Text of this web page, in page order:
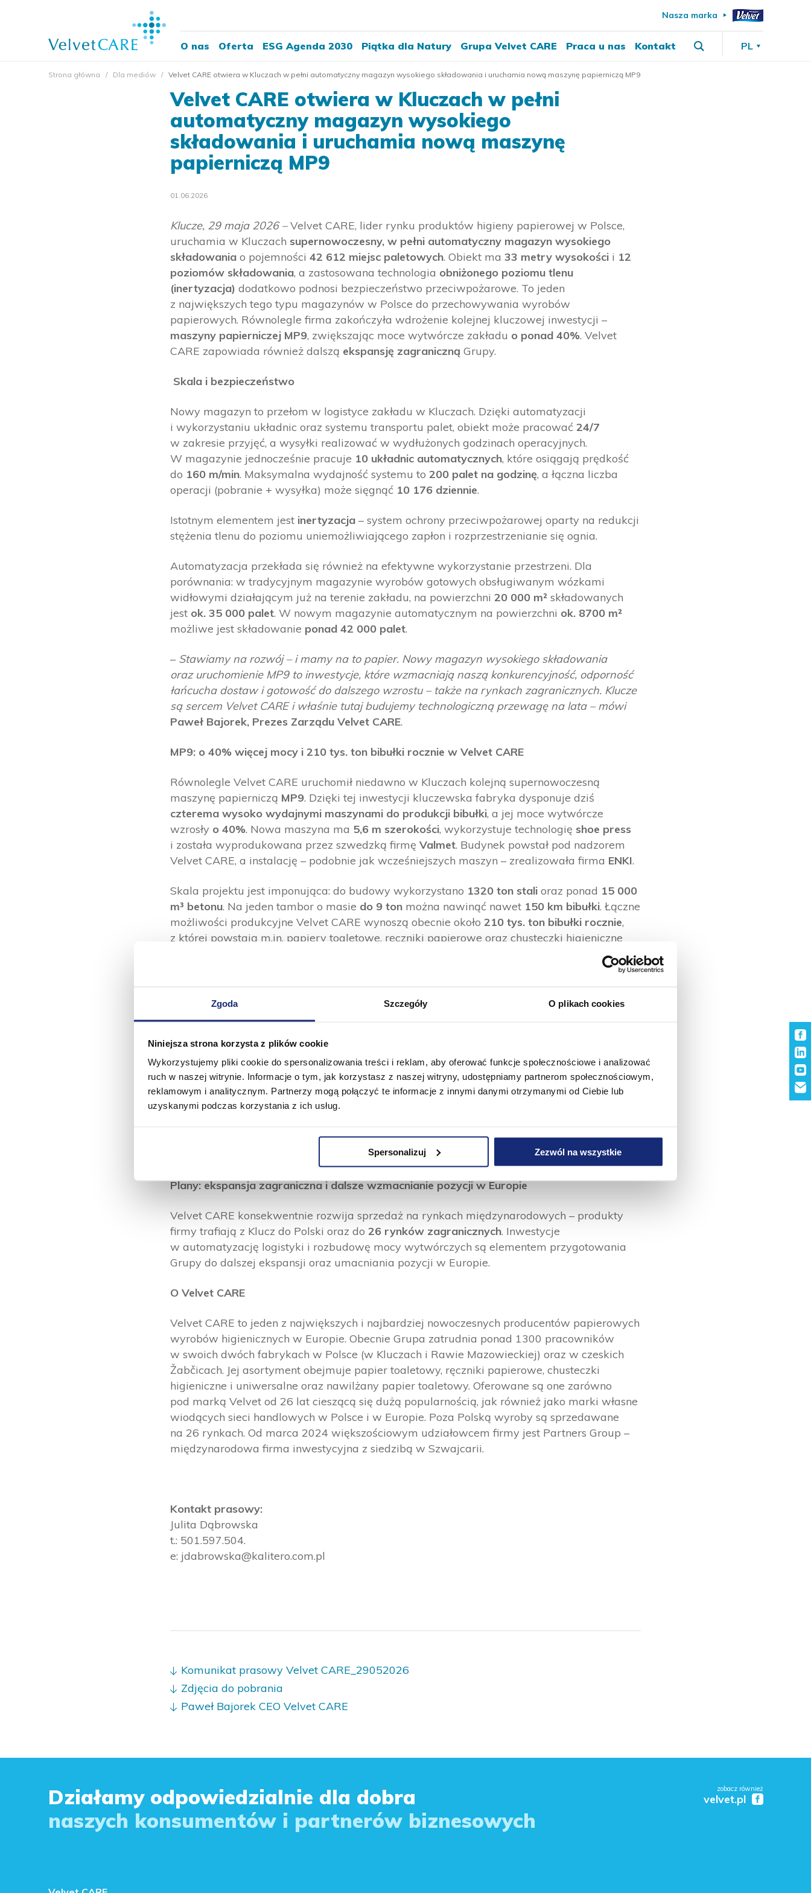
Zgoda Szczegóły O plikach cookies
Niniejsza strona korzysta z plików cookie
Wykorzystujemy pliki cookie do spersonalizowania treści i reklam, aby oferować funkcje społecznościowe i analizować
ruch w naszej witrynie. Informacje o tym, jak korzystasz z naszej witryny, udostępniamy partnerom społecznościowym,
reklamowym i analitycznym. Partnerzy mogą połączyć te informacje z innymi danymi otrzymanymi od Ciebie lub
uzyskanymi podczas korzystania z ich usług.
Spersonalizuj Zezwól na wszystkie
Nasza marka
O nas Oferta ESG Agenda 2030 Piątka dla Natury Grupa Velvet CARE Praca u nas Kontakt PL
Strona główna Dla mediów Velvet CARE otwiera w Kluczach w pełni automatyczny magazyn wysokiego składowania i uruchamia nową maszynę papierniczą MP9
Velvet CARE otwiera w Kluczach w pełni
automatyczny magazyn wysokiego
składowania i uruchamia nową maszynę
papierniczą MP9
01.06.2026
Klucze, 29 maja 2026 –Velvet CARE, lider rynku produktów higieny papierowej w Polsce,
uruchamia w Kluczach supernowoczesny, w pełni automatyczny magazyn wysokiego
składowania o pojemności 42 612 miejsc paletowych. Obiekt ma 33 metry wysokości i 12
poziomów składowania, a zastosowana technologia obniżonego poziomu tlenu
(inertyzacja) dodatkowo podnosi bezpieczeństwo przeciwpożarowe. To jeden
z największych tego typu magazynów w Polsce do przechowywania wyrobów
papierowych. Równolegle firma zakończyła wdrożenie kolejnej kluczowej inwestycji –
maszyny papierniczej MP9, zwiększając moce wytwórcze zakładu o ponad 40%. Velvet
CARE zapowiada również dalszą ekspansję zagraniczną Grupy.
Skala i bezpieczeństwo
Nowy magazyn to przełom w logistyce zakładu w Kluczach. Dzięki automatyzacji
i wykorzystaniu układnic oraz systemu transportu palet, obiekt może pracować 24/7
w zakresie przyjęć, a wysyłki realizować w wydłużonych godzinach operacyjnych.
W magazynie jednocześnie pracuje 10 układnic automatycznych, które osiągają prędkość
do 160 m/min. Maksymalna wydajność systemu to 200 palet na godzinę, a łączna liczba
operacji (pobranie + wysyłka) może sięgnąć 10 176 dziennie.
Istotnym elementem jest inertyzacja – system ochrony przeciwpożarowej oparty na redukcji
stężenia tlenu do poziomu uniemożliwiającego zapłon i rozprzestrzenianie się ognia.
Automatyzacja przekłada się również na efektywne wykorzystanie przestrzeni. Dla
porównania: w tradycyjnym magazynie wyrobów gotowych obsługiwanym wózkami
widłowymi działającym już na terenie zakładu, na powierzchni 20 000 m² składowanych
jest ok. 35 000 palet. W nowym magazynie automatycznym na powierzchni ok. 8700 m²
możliwe jest składowanie ponad 42 000 palet.
– Stawiamy na rozwój – i mamy na to papier. Nowy magazyn wysokiego składowania
oraz uruchomienie MP9 to inwestycje, które wzmacniają naszą konkurencyjność, odporność
łańcucha dostaw i gotowość do dalszego wzrostu – także na rynkach zagranicznych. Klucze
są sercem Velvet CARE i właśnie tutaj budujemy technologiczną przewagę na lata – mówi
Paweł Bajorek, Prezes Zarządu Velvet CARE.
MP9: o 40% więcej mocy i 210 tys. ton bibułki rocznie w Velvet CARE
Równolegle Velvet CARE uruchomił niedawno w Kluczach kolejną supernowoczesną
maszynę papierniczą MP9. Dzięki tej inwestycji kluczewska fabryka dysponuje dziś
czterema wysoko wydajnymi maszynami do produkcji bibułki, a jej moce wytwórcze
wzrosły o 40%. Nowa maszyna ma 5,6 m szerokości, wykorzystuje technologię shoe press
i została wyprodukowana przez szwedzką firmę Valmet. Budynek powstał pod nadzorem
Velvet CARE, a instalację – podobnie jak wcześniejszych maszyn – zrealizowała firma ENKI.
Skala projektu jest imponująca: do budowy wykorzystano 1320 ton stali oraz ponad 15 000
m³ betonu. Na jeden tambor o masie do 9 ton można nawinąć nawet 150 km bibułki. Łączne
możliwości produkcyjne Velvet CARE wynoszą obecnie około 210 tys. ton bibułki rocznie,
z której powstają m.in. papiery toaletowe, ręczniki papierowe oraz chusteczki higieniczne
produktywność przy relatywnie niskim zużyciu mediów, takich jak gaz, woda i energia
– MP9 znacząco zwiększa nasze moce produkcyjne – od wytworzenia bibułki aż po gotowy
produkt. W Kluczach wdrażamy rozwiązania, które przyspieszają rozwój firmy, usprawniają
logistykę i wspierają nasze standardy środowiskowe. Nowa maszyna papiernicza zapewnia
nam dostęp do certyfikowanej bibułki produkowanej w ramach własnej grupy, co przekłada
w stabilność i przewidywalność całego łańcucha produkcji –podkreślaWanda Ciesielczuk,
Wiceprezes Zarządu Velvet CARE, Regionalny Dyrektor Produkcji i Techniki w Kluczach.
Plany: ekspansja zagraniczna i dalsze wzmacnianie pozycji w Europie
Velvet CARE konsekwentnie rozwija sprzedaż na rynkach międzynarodowych – produkty
firmy trafiają z Klucz do Polski oraz do 26 rynków zagranicznych. Inwestycje
w automatyzację logistyki i rozbudowę mocy wytwórczych są elementem przygotowania
Grupy do dalszej ekspansji oraz umacniania pozycji w Europie.
O Velvet CARE
Velvet CARE to jeden z największych i najbardziej nowoczesnych producentów papierowych
wyrobów higienicznych w Europie. Obecnie Grupa zatrudnia ponad 1300 pracowników
w swoich dwóch fabrykach w Polsce (w Kluczach i Rawie Mazowieckiej) oraz w czeskich
Žabčicach. Jej asortyment obejmuje papier toaletowy, ręczniki papierowe, chusteczki
higieniczne i uniwersalne oraz nawilżany papier toaletowy. Oferowane są one zarówno
pod marką Velvet od 26 lat cieszącą się dużą popularnością, jak również jako marki własne
wiodących sieci handlowych w Polsce i w Europie. Poza Polską wyroby są sprzedawane
na 26 rynkach. Od marca 2024 większościowym udziałowcem firmy jest Partners Group –
międzynarodowa firma inwestycyjna z siedzibą w Szwajcarii.
Kontakt prasowy:
Julita Dąbrowska
t.: 501.597.504.
e: jdabrowska@kalitero.com.pl
Komunikat prasowy Velvet CARE_29052026
Zdjęcia do pobrania
Paweł Bajorek CEO Velvet CARE
Działamy odpowiedzialnie dla dobra
naszych konsumentów i partnerów biznesowych
zobacz również
velvet.pl